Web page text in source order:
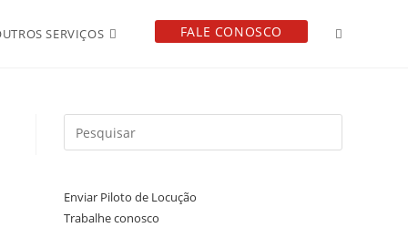
SERVIÇOS FALE CONOSCO
Enviar Piloto de Locução
Trabalhe conosco